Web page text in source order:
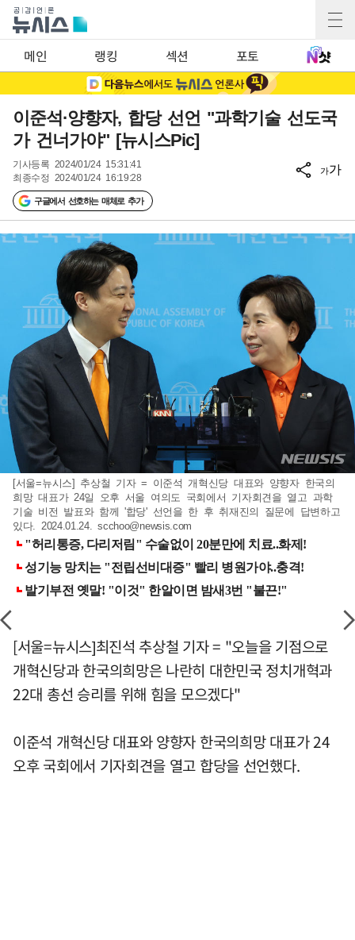
메인 랭킹 섹션 포토
이준석·양향자, 합당 선언 "과학기술 선도국
가 건너가야" [뉴시스Pic]
기사등록 2024/01/24 15:31:41
최종수정 2024/01/24 16:19:28
구글에서 선호하는 매체로 추가
가가
[서울=뉴시스] 추상철 기자 = 이준석 개혁신당 대표와 양향자 한국의
희망 대표가 24일 오후 서울 여의도 국회에서 기자회견을 열고 과학
기술 비전 발표와 함께 '합당' 선언을 한 후 취재진의 질문에 답변하고
있다. 2024.01.24.scchoo@newsis.com
[서울=뉴시스]최진석 추상철 기자 = "오늘을 기점으로
개혁신당과 한국의희망은 나란히 대한민국 정치개혁과
22대 총선 승리를 위해 힘을 모으겠다"
이준석 개혁신당 대표와 양향자 한국의희망 대표가 24
오후 국회에서 기자회견을 열고 합당을 선언했다.